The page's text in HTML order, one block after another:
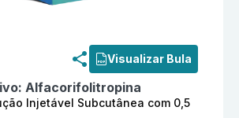
Visualizar Bula
Alfacorifolitropina
Injetável Subcutânea com 0,5